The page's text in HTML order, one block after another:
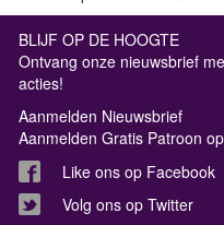
BLIJF OP DE HOOGTE
Ontvang onze nieuwsbrief
acties!
Aanmelden Nieuwsbrief
Aanmelden Gratis Patroon
Like ons op Facebook
Volg ons op Twitter